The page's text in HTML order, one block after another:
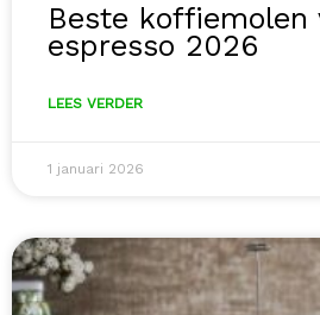
Beste koffiemolen
espresso 2026
LEES VERDER
1 januari 2026